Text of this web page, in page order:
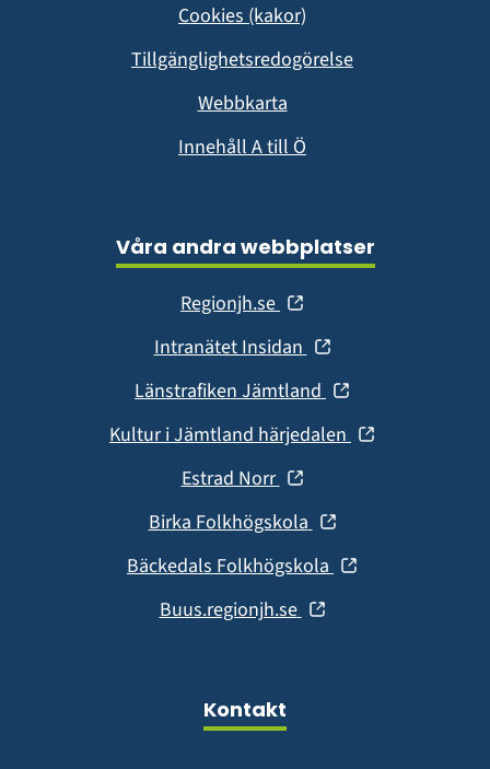
Cookies (kakor)
Tillgänglighetsredogörelse
Webbkarta
Innehåll A till Ö
Våra andra webbplatser
Regionjh.se (öppnas
nytt
fönster)
Intranätet Insidan (öppnas
nytt
fönster)
Länstrafiken Jämtland (öppnas
nytt
Kultur i Jämtland härjedalen (öppnas
Estrad Norr (öppnas
nytt
fönster)
Birka Folkhögskola (öppnas
nytt
fönster)
Bäckedals Folkhögskola (öppnas
Buus.regionjh.se (öppnas
Kontakt